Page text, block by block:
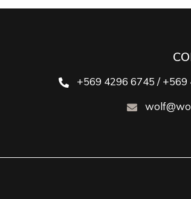
+569 4296 6745 / +569